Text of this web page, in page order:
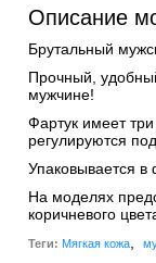
Описание
Брутальный
Прочный,
мужчине!
Фартук имеет
регулируются
Упаковывается в
На моделях
коричневого
Теги: Мягкая кожа